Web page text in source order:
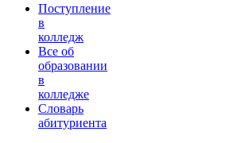
Поступление
в
колледж
Все об
образовании
в
колледже
Словарь
абитуриента